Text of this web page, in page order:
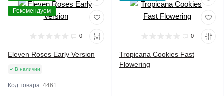
Рекомендуем
0
Eleven Roses Early Version
В наличии
Код товара: 4461
0
Tropicana Cookies Fast
Flowering